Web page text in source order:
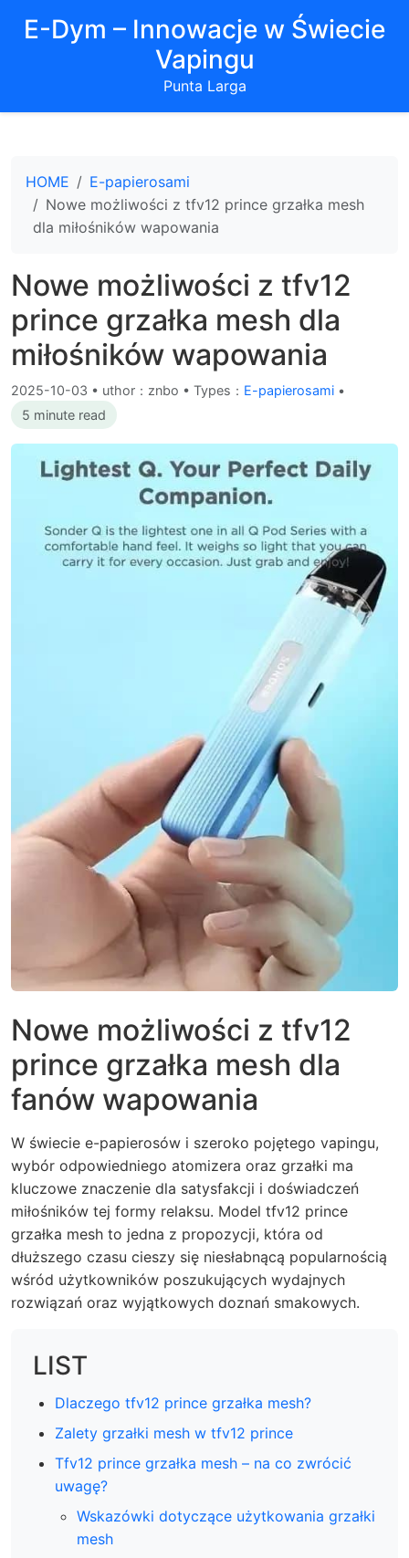
E-Dym – Innowacje w Świecie
Vapingu
Punta Larga
HOME
E-papierosami
Nowe możliwości z tfv12 prince grzałka mesh
dla miłośników wapowania
Nowe możliwości z tfv12
prince grzałka mesh dla
miłośników wapowania
2025-10-03 • uthor：znbo • Types： E-papierosami •
5 minute read
Nowe możliwości z tfv12
prince grzałka mesh dla
fanów wapowania
W świecie e-papierosów i szeroko pojętego vapingu,
wybór odpowiedniego atomizera oraz grzałki ma
kluczowe znaczenie dla satysfakcji i doświadczeń
miłośników tej formy relaksu. Model tfv12 prince
grzałka mesh to jedna z propozycji, która od
dłuższego czasu cieszy się niesłabnącą popularnością
wśród użytkowników poszukujących wydajnych
rozwiązań oraz wyjątkowych doznań smakowych.
LIST
Dlaczego tfv12 prince grzałka mesh?
Zalety grzałki mesh w tfv12 prince
Tfv12 prince grzałka mesh – na co zwrócić
uwagę?
Wskazówki dotyczące użytkowania grzałki
mesh